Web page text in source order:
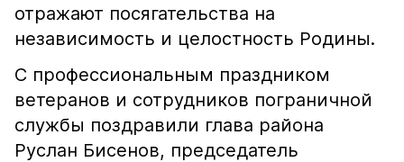
отражают посягательства на
независимость и целостность Родины.
С профессиональным праздником
ветеранов и сотрудников пограничной
службы поздравили глава района
Руслан Бисенов, председатель